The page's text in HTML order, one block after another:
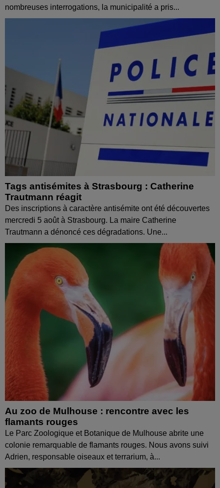
nombreuses interrogations, la municipalité a pris...
Tags antisémites à Strasbourg : Catherine
Trautmann réagit
Des inscriptions à caractère antisémite ont été découvertes
mercredi 5 août à Strasbourg. La maire Catherine
Trautmann a dénoncé ces dégradations. Une...
Au zoo de Mulhouse : rencontre avec les
flamants rouges
Le Parc Zoologique et Botanique de Mulhouse abrite une
colonie remarquable de flamants rouges. Nous avons suivi
Adrien, responsable oiseaux et terrarium, à...